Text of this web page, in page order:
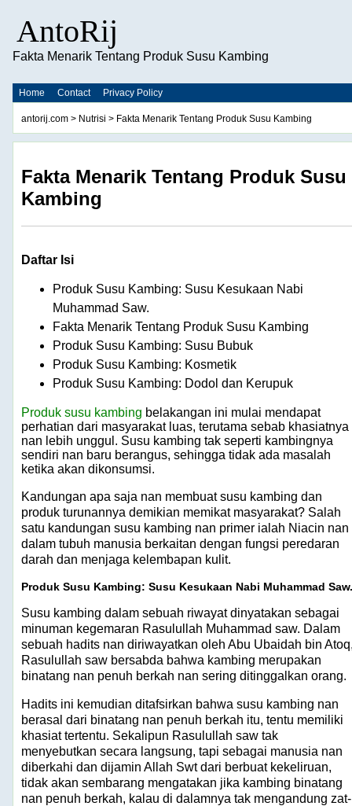
AntoRij
Fakta Menarik Tentang Produk Susu Kambing
Home Contact Privacy Policy
antorij.com > Nutrisi > Fakta Menarik Tentang Produk Susu Kambing
Fakta Menarik Tentang Produk Susu
Kambing
Daftar Isi
Produk Susu Kambing: Susu Kesukaan Nabi
Muhammad Saw.
Fakta Menarik Tentang Produk Susu Kambing
Produk Susu Kambing: Susu Bubuk
Produk Susu Kambing: Kosmetik
Produk Susu Kambing: Dodol dan Kerupuk
Produk susu kambing belakangan ini mulai mendapat
perhatian dari masyarakat luas, terutama sebab khasiatnya
nan lebih unggul. Susu kambing tak seperti kambingnya
sendiri nan baru berangus, sehingga tidak ada masalah
ketika akan dikonsumsi.
Kandungan apa saja nan membuat susu kambing dan
produk turunannya demikian memikat masyarakat? Salah
satu kandungan susu kambing nan primer ialah Niacin nan
dalam tubuh manusia berkaitan dengan fungsi peredaran
darah dan menjaga kelembapan kulit.
Produk Susu Kambing: Susu Kesukaan Nabi Muhammad Saw.
Susu kambing dalam sebuah riwayat dinyatakan sebagai
minuman kegemaran Rasulullah Muhammad saw. Dalam
sebuah hadits nan diriwayatkan oleh Abu Ubaidah bin
Rasulullah saw bersabda bahwa kambing merupakan
binatang nan penuh berkah nan sering ditinggalkan orang.
Hadits ini kemudian ditafsirkan bahwa susu kambing nan
berasal dari binatang nan penuh berkah itu, tentu memiliki
khasiat tertentu. Sekalipun Rasulullah saw tak
menyebutkan secara langsung, tapi sebagai manusia nan
diberkahi dan dijamin Allah Swt dari berbuat kekeliruan,
tidak akan sembarang mengatakan jika kambing binatang
nan penuh berkah, kalau di dalamnya tak mengandung zat-